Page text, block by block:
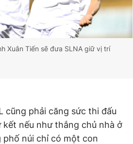
Xuân Tiến sẽ đưa SLNA giữ vị trí
cũng phải căng sức thi đấu
nếu như thắng chủ nhà ở
núi chỉ có một con